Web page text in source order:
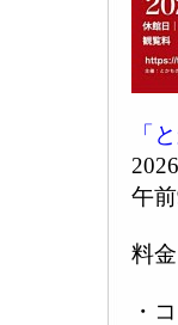
「
午
料金
・